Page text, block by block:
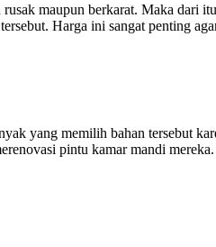
maupun berkarat. Maka dari
Harga ini sangat penting
yang memilih bahan tersebut
pintu kamar mandi